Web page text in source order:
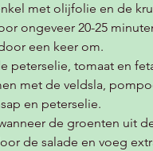
met olijfolie en de
ongeveer 20-25
een keer om.
peterselie, tomaat en
met de veldsla,
en peterselie.
de groenten uit
de salade en voeg